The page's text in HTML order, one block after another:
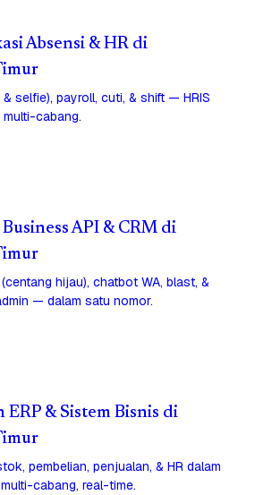
Absensi & HR di
selfie), payroll, cuti, & shift — HRIS
cabang.
API & CRM di
hijau), chatbot WA, blast, &
— dalam satu nomor.
ERP & Sistem Bisnis di
pembelian, penjualan, & HR dalam
cabang, real-time.